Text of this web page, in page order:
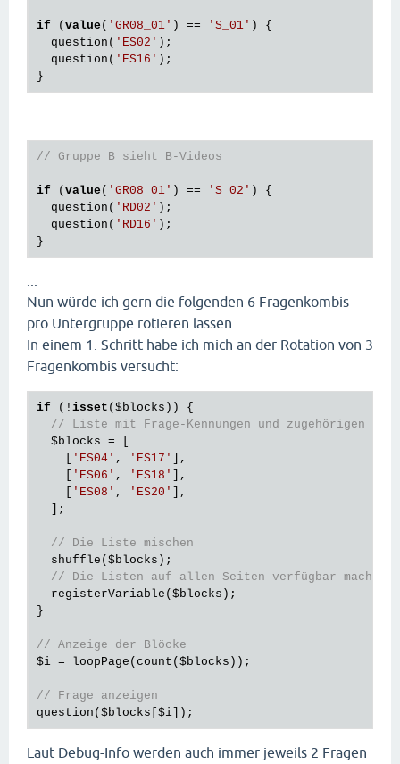
if ( value ( 'GR08_01' ) == 'S_01' ) {
  question(
'ES02' );
  question(
'ES16' );
// Gruppe B sieht B-Videos
if ( value ( 'GR08_01' ) == 'S_02' ) {
  question(
'RD02' );
  question(
'RD16' );
Nun würde ich gern die folgenden 6 Fragenkombis
pro Untergruppe rotieren lassen.
In einem 1. Schritt habe ich mich an der Rotation von 3
Fragenkombis versucht:
if (! isset ( $blocks )) {
// Liste mit Frage-Kennungen und zugehörigen
$blocks = [
'ES04' , 'ES17'
],
'ES06' , 'ES18'
],
'ES08' , 'ES20'
],
  ];
// Die Liste mischen
  shuffle(
$blocks );
// Die Listen auf allen Seiten verfügbar machen
  registerVariable(
$blocks );
}
// Anzeige der Blöcke
$i = loopPage(count( $blocks ));
// Frage anzeigen
question( $blocks $i
Laut Debug-Info werden auch immer jeweils 2 Fragen